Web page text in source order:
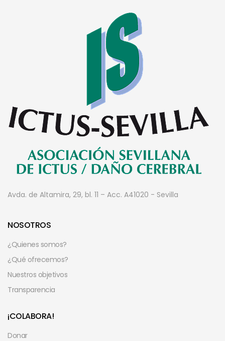
Avda. de Altamira, 29, bl. 11 – Acc. A41020 - Sevilla
NOSOTROS
¿Quienes somos?
¿Qué ofrecemos?
Nuestros objetivos
Transparencia
¡COLABORA!
Donar